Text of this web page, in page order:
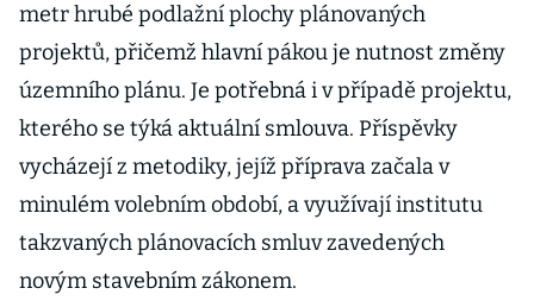
metr hrubé podlažní plochy plánovaných
projektů, přičemž hlavní pákou je nutnost změny
územního plánu. Je potřebná i v případě projektu,
kterého se týká aktuální smlouva. Příspěvky
vycházejí z metodiky, jejíž příprava začala v
minulém volebním období, a využívají institutu
takzvaných plánovacích smluv zavedených
novým stavebním zákonem.